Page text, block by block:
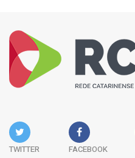
TWITTER FACEBOOK